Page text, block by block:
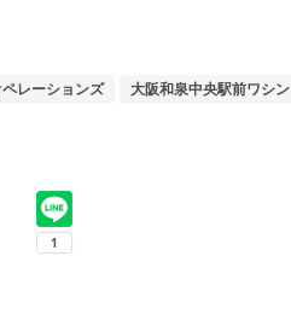
レーションズ 大阪和泉中央駅前ワシン